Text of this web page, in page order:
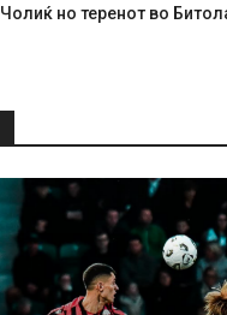
Чолиќ но теренот во